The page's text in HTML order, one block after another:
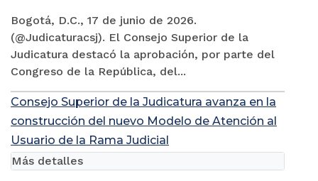
Bogotá, D.C., 17 de junio de 2026.
(@Judicaturacsj). El Consejo Superior de la
Judicatura destacó la aprobación, por parte del
Congreso de la República, del...
Consejo Superior de la Judicatura avanza en la
construcción del nuevo Modelo de Atención al
Usuario de la Rama Judicial
Más detalles